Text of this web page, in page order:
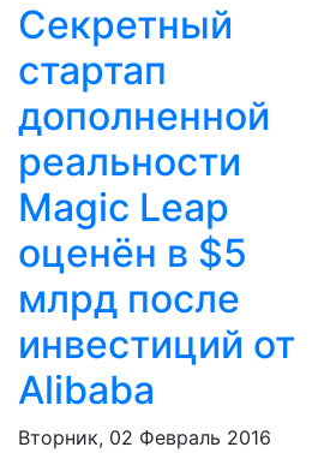
Секретный
стартап
дополненной
реальности
Magic Leap
оценён в $5
млрд после
инвестиций от
Alibaba
Вторник, 02 Февраль 2016